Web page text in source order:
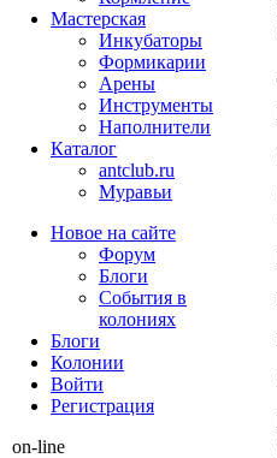
Мастерская
Инкубаторы
Формикарии
Арены
Инструменты
Наполнители
Каталог
antclub.ru
Муравьи
Новое на сайте
Форум
Блоги
События в
колониях
Блоги
Колонии
Войти
Peгиcтpaция
on-line